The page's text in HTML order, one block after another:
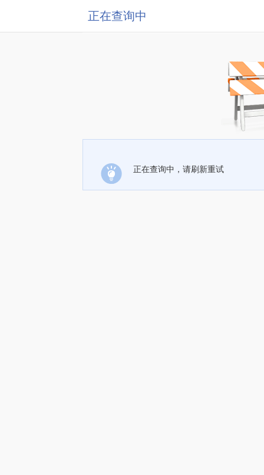
正在查询中
正在查询中，请刷新重试